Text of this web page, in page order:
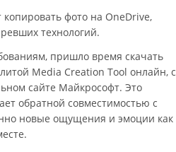
фото на OneDrive,
технологий.
пришло время скачать
Media Creation Tool онлайн, с
сайте Майкрософт. Это
обратной совместимостью с
новые ощущения и эмоции как